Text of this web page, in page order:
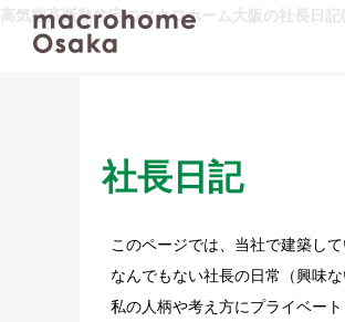
高気密高断熱住宅のマクロホーム大阪の社長日
社長日記
このページでは、当社で建築し
なんでもない社長の日常（興味
私の人柄や考え方にプライベート